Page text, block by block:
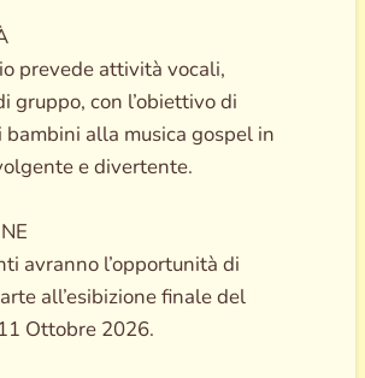
prevede attività vocali,
gruppo, con l’obiettivo di
bambini alla musica gospel in
e divertente.
avranno l’opportunità di
all’esibizione finale del
Ottobre 2026.